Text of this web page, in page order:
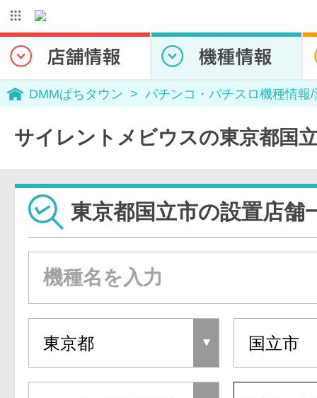
DMMぱちタウン パチンコ・パチスロ機種情報
サイレントメビウスの東京都国
東京都国立市の設置店舗